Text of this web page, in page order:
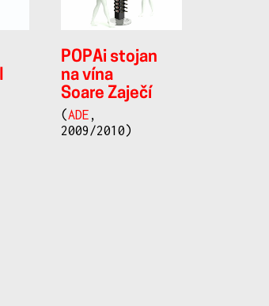
POPAi stojan
na vína
Soare Zaječí
(ADE ,
2009/2010)